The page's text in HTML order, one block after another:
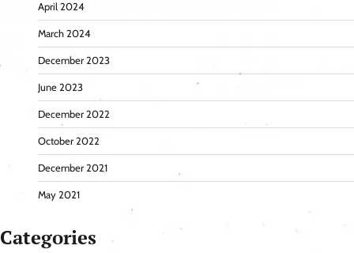
April 2024
March 2024
December 2023
June 2023
December 2022
October 2022
December 2021
May 2021
Categories